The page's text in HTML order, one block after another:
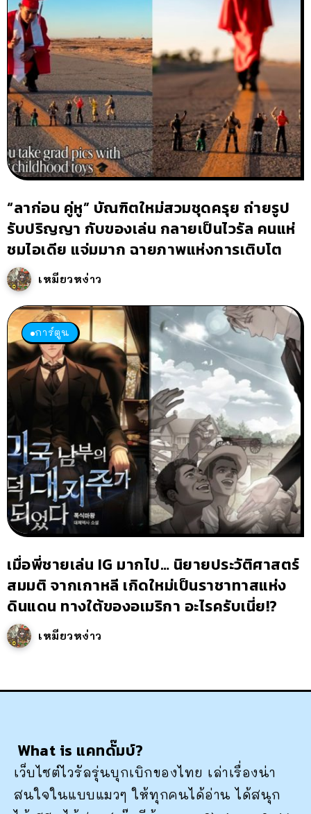
“ลาก่อน คู่หู” บัณฑิตใหม่สวมชุดครุย ถ่ายรูป
รับปริญญา กับของเล่น กลายเป็นไวรัล คนแห่
ชมไอเดีย แจ่มมาก ฉายภาพแห่งการเติบโต
เหมียวหง่าว
การ์ตูน
เมื่อพี่ชายเล่น IG มากไป… นิยายประวัติศาสตร์
สมมติ จากเกาหลี เกิดใหม่เป็นราชาทาสแห่ง
ดินแดน ทางใต้ของอเมริกา อะไรครับเนี่ย!?
เหมียวหง่าว
What is แคทดั๊มบ์?
เว็บไซต์ไวรัลรุ่นบุกเบิกของไทย เล่าเรื่องน่า
สนใจในแบบแมวๆ ให้ทุกคนได้อ่าน ได้สนุก